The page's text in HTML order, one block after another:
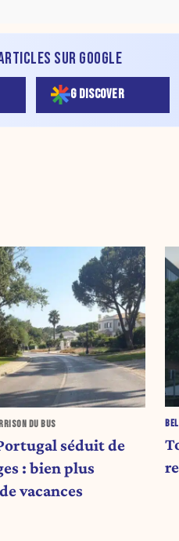
SUR GOOGLE
G DISCOVER
DU BUS
séduit de
: bien plus
vacances